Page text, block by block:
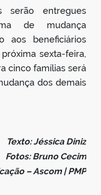
serão entregues
de mudança
aos beneficiários
sexta-feira,
cinco famílias será
dos demais
Texto: Jéssica Diniz
Fotos: Bruno Cecim
– Ascom | PMP